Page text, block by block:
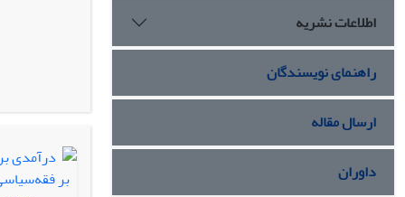
اطلاعات نشریه
راهنمای نویسندگان
ارسال مقاله
داوران